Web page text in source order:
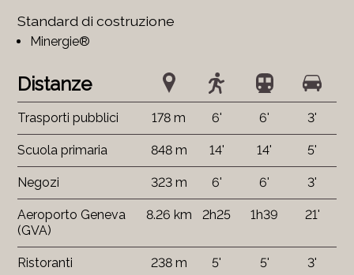
Standard di costruzione
Minergie®
Distanze
Trasporti pubblici 178 m 6' 6' 3'
Scuola primaria 848 m 14' 14' 5'
Negozi 323 m 6' 6' 3'
Aeroporto Geneva
(GVA)
8.26 km 2h25 1h39 21'
Ristoranti 238 m 5' 5' 3'